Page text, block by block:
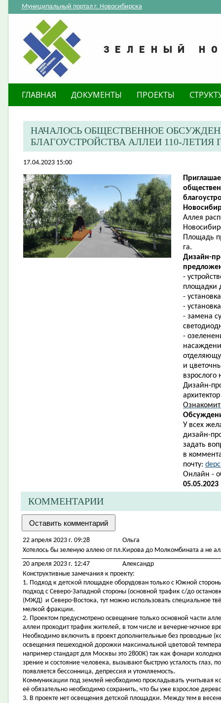
Муниципальный портал г. Новосибирска
ГЛАВНАЯ ДОКУМЕНТЫ ПРОЕКТЫ
НАЧАЛОСЬ ОБЩЕСТВЕННОЕ
БЛАГОУСТРОЙСТВА АЛЛЕИ 110-ЛЕТИЯ
17.04.2023 15:00
Аллея
Площадь
га.
Дизайн-
-
площадки
-
-
- замена
-
и
взрослого
Дизайн-
У всех
дизайн-
задать
в
почту:
Онлайн -
05.05.2023
КОММЕНТАРИИ
22 апреля 2023 г. 09:28
Ольга
Хотелось бы зеленую аллею от пл.Кирова до Молкомбината а не
20 апреля 2023 г. 12:47
Александр
Конструктивные замечания к проекту:
1. Подход к детской площадке оборудован только с Южной
подход с Северо-Западной стороны (основной трафик с/до
(МЖД) и Северо-Востока, тут можно использовать специальное
мелкой фракции.
2. Проектом предусмотрено освещение только основной части
аллеи проходит трафик жителей, в том числе и вечерне-ночное
Необходимо включить в проект дополнительные без проводные
освещения пешеходной дорожки максимальной цветовой
например стандарт для Москвы это 2800К) так как фонари
зрение и состояние человека, вызывают быструю усталость глаз,
появляется бессонница, депрессия и утомляемость.
Коммуникации под землей необходимо прокладывать учитывая
её обязательно необходимо сохранить, что бы уже взрослое
3. В проекте нет освещения детской площадки. Между тем в